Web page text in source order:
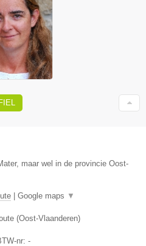
maar wel in de provincie Oost-
| Google maps ▼
(Oost-Vlaanderen)
nr: -